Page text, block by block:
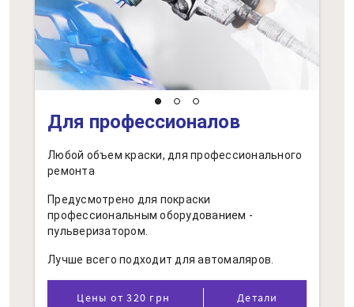
Для профессионалов
Любой объем краски, для профессионального
ремонта
Предусмотрено для покраски
профессиональным оборудованием -
пульверизатором.
Лучше всего подходит для автомаляров.
Цены от 320 грн Детали